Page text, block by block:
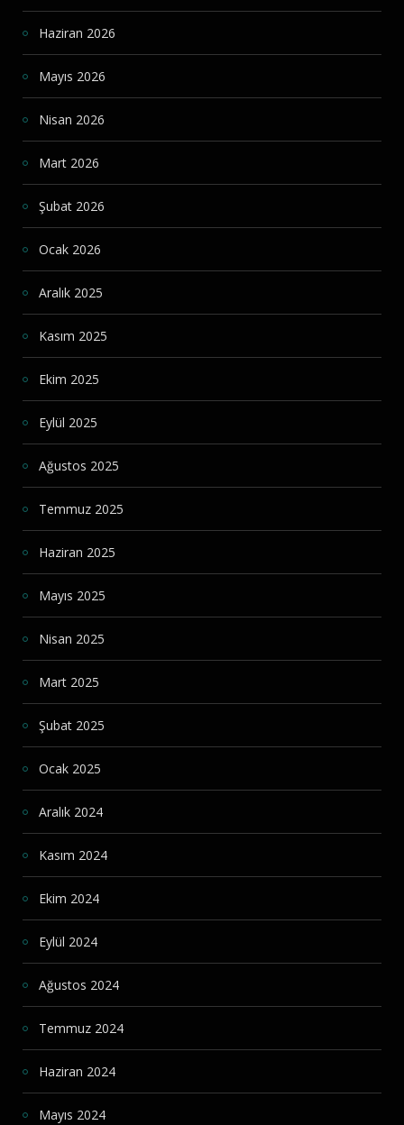
Haziran 2026
Mayıs 2026
Nisan 2026
Mart 2026
Şubat 2026
Ocak 2026
Aralık 2025
Kasım 2025
Ekim 2025
Eylül 2025
Ağustos 2025
Temmuz 2025
Haziran 2025
Mayıs 2025
Nisan 2025
Mart 2025
Şubat 2025
Ocak 2025
Aralık 2024
Kasım 2024
Ekim 2024
Eylül 2024
Ağustos 2024
Temmuz 2024
Haziran 2024
Mayıs 2024